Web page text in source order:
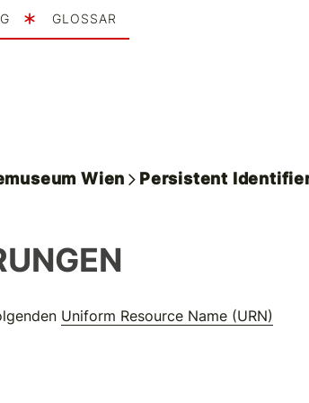
GLOSSAR
Wien Persistent
Uniform Resource Name (URN)